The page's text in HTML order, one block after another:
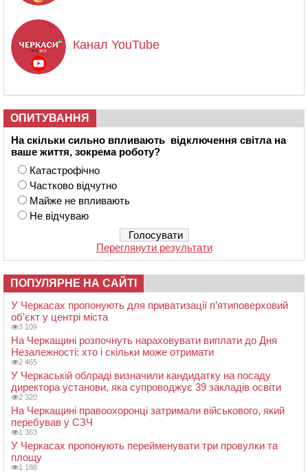
Канал YouTube
ОПИТУВАННЯ
На скільки сильно впливають відключення світла на
ваше життя, зокрема роботу?
Катастрофічно
Частково відчутно
Майже не впливають
Не відчуваю
Переглянути результати
ПОПУЛЯРНЕ НА САЙТІ
У Черкасах пропонують для приватизації п’ятиповерховий
об’єкт у центрі міста
3 109
На Черкащині розпочнуть нараховувати виплати до Дня
Незалежності: хто і скільки може отримати
2 465
У Черкаській облраді визначили кандидатку на посаду
директора установи, яка супроводжує 39 закладів освіти
2 320
На Черкащині правоохоронці затримали військового, який
перебував у СЗЧ
1 363
У Черкасах пропонують перейменувати три провулки та
площу
1 188